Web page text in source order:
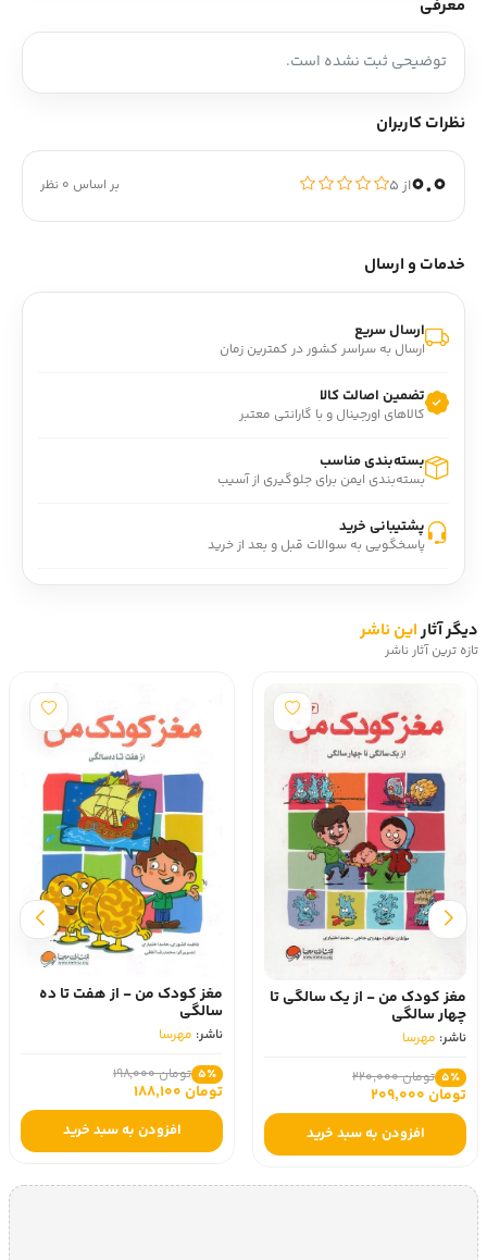
معرفی
توضیحی ثبت نشده است.
نظرات کاربران
0.0از ۵ بر اساس 0 نظر
خدمات و ارسال
ارسال سریع
ارسال به سراسر کشور در کمترین زمان
تضمین اصالت کالا
کالاهای اورجینال و با گارانتی معتبر
بسته‌بندی مناسب
بسته‌بندی ایمن برای جلوگیری از آسیب
پشتیبانی خرید
پاسخگویی به سوالات قبل و بعد از خرید
دیگر آثاراین ناشر
تازه ترین آثار ناشر
مغز کودک من - از یک سالگی تا
چهار سالگی
ناشر: مهرسا
5٪ تومان 220,000
تومان 209,000
افزودن به سبد خرید
مغز کودک من - از هفت تا ده
سالگی
ناشر: مهرسا
5٪ تومان 198,000
تومان 188,100
افزودن به سبد خرید